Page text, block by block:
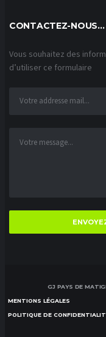
CONTACTEZ-NOUS…
Vous souhaitez des
d’utiliser ce formulaire
GJ PAYS DE
MENTIONS LÉGALES
POLITIQUE DE